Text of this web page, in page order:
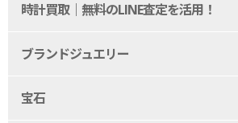
時計買取｜無料のLINE査定を活用！
ブランドジュエリー
宝石